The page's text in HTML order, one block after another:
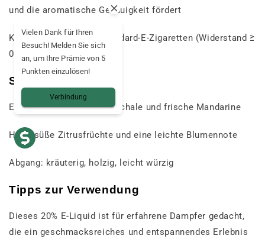
und die aromatische Genauigkeit fördert
Kompatibel mit allen Standard-E-Zigaretten (Widerstand ≥
0,8 Ω empfohlen)
Sensorisches Profil
Erster Eindruck: Orangenschale und frische Mandarine
Herz: süße Zitrusfrüchte und eine leichte Blumennote
Abgang: kräuterig, holzig, leicht würzig
Tipps zur Verwendung
Dieses 20% E-Liquid ist für erfahrene Dampfer gedacht,
die ein geschmacksreiches und entspannendes Erlebnis
Vielen Dank für Ihren
Besuch! Melden Sie sich
an, um Ihre Prämie von 5
Punkten einzulösen!
Verbindung